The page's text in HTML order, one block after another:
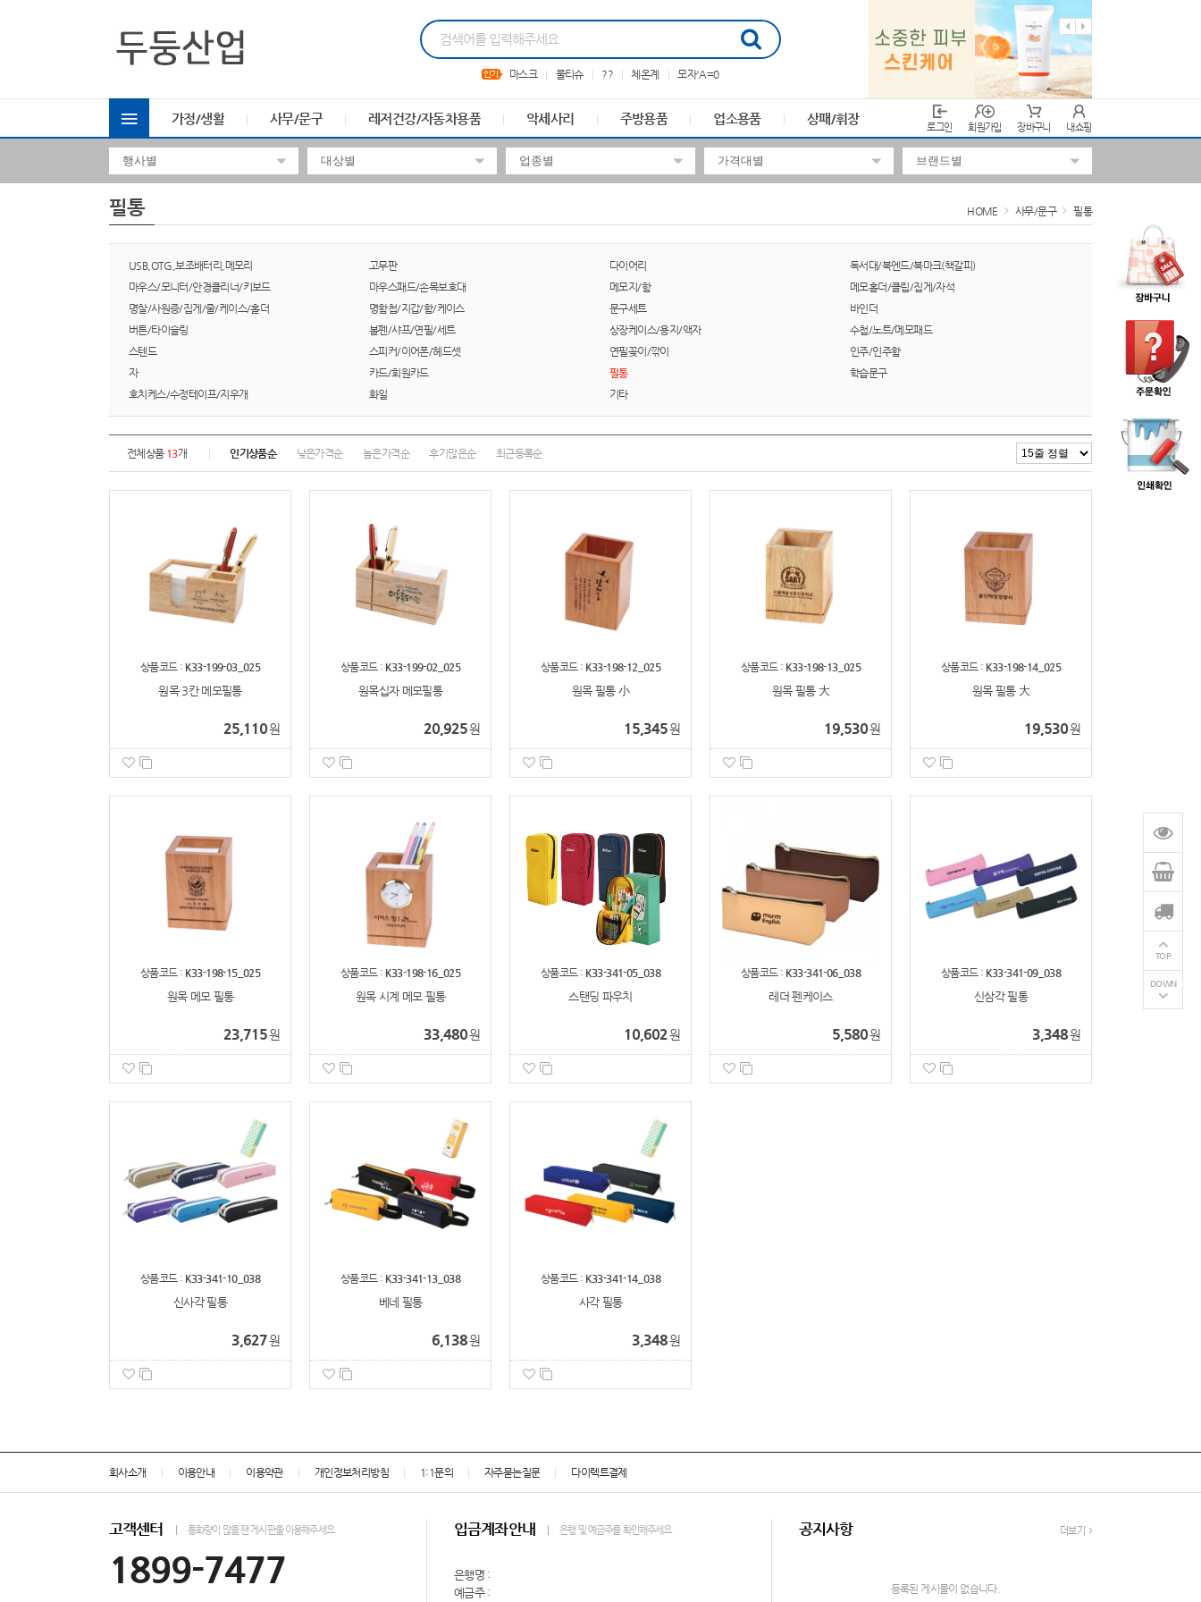
마스크 물티슈 ?? 체온계 모자'A=0
가정/생활 사무/문구 레저건강/자동차용품 악세사리 주방용품 업소용품 상패/휘장
로그인 회원가입 장바구니 내쇼핑
TOP
DOWN
필통 HOME 사무/문구 필통
USB,OTG,보조배터리,메모리 고무판 다이어리
독서대/북엔드/북마크(책갈피)
마우스/모니터/안경클리너/키보드
마우스패드/손목보호대 메모지/함
메모홀더/클립/집게/자석
명찰/사원증/집게/줄/케이스/홀더
명함첩/지갑/함/케이스 문구세트
바인더
버튼/타이슬링
볼펜/샤프/연필/세트 상장케이스/용지/액자
수첩/노트/메모패드
스텐드
스피커/이어폰/헤드셋 연필꽂이/깎이
인주/인주함
자
카드/회원카드 필통
학습문구
호치케스/수정테이프/지우개
화일 기타
전체상품 13개 인기상품순 낮은가격순 높은가격순 후기많은순 최근등록순
상품코드 : K33-199-03_025
원목 3칸 메모필통
25,110원
상품코드 : K33-199-02_025
원목십자 메모필통
20,925원
상품코드 : K33-198-12_025
원목 필통 小
15,345원
상품코드 : K33-198-13_025
원목 필통 大
19,530원
상품코드 : K33-198-14_025
원목 필통 大
19,530원
상품코드 : K33-198-15_025
원목 메모 필통
23,715원
상품코드 : K33-198-16_025
원목 시계 메모 필통
33,480원
상품코드 : K33-341-05_038
스탠딩 파우치
10,602원
상품코드 : K33-341-06_038
레더 펜케이스
5,580원
상품코드 : K33-341-09_038
신삼각 필통
3,348원
상품코드 : K33-341-10_038
신사각 필통
3,627원
상품코드 : K33-341-13_038
베네 필통
6,138원
상품코드 : K33-341-14_038
사각 필통
3,348원
회사소개 이용안내 이용약관 개인정보처리방침 1:1문의 자주묻는질문 다이렉트결제
고객센터 통화량이 많을 땐 게시판을 이용해주세요
1899-7477
입금계좌안내 은행 및 예금주를 확인해주세요
은행명 :
예금주 :
공지사항 더보기
등록된 게시물이 없습니다.